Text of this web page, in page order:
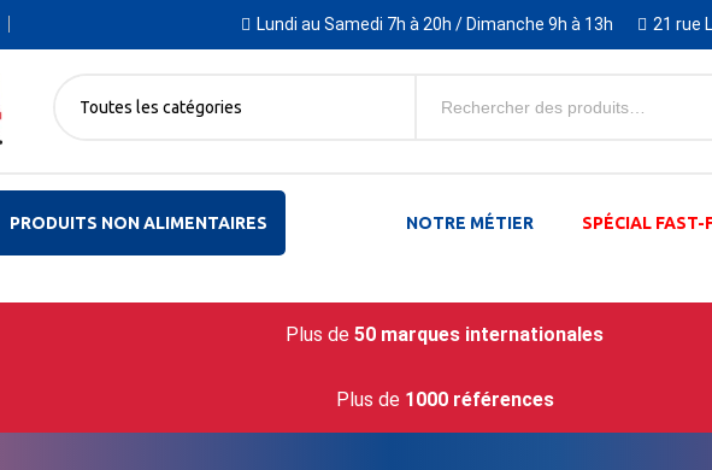
Lundi au Samedi 7h à 20h / Dimanche 9h à 13h 21 rue
Toutes les catégories
PRODUITS NON ALIMENTAIRES SPÉCIAL FAST-
NOTRE MÉTIER
Plus de 50 marques internationales
Plus de 1000 références